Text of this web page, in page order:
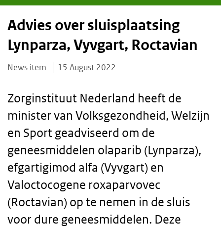
are
here:
Advies over sluisplaatsing
Lynparza, Vyvgart, Roctavian
News item 15 August 2022
Zorginstituut Nederland heeft de
minister van Volksgezondheid, Welzijn
en Sport geadviseerd om de
geneesmiddelen olaparib (Lynparza),
efgartigimod alfa (Vyvgart) en
Valoctocogene roxaparvovec
(Roctavian) op te nemen in de sluis
voor dure geneesmiddelen. Deze